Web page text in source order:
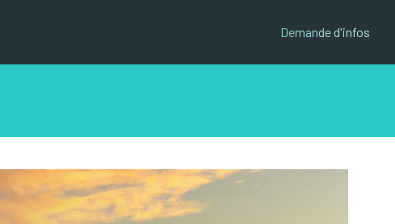
Demande d'infos